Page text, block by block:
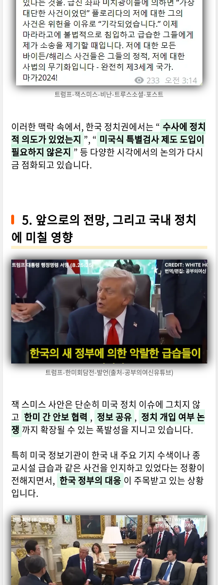
트럼프-잭스미스-비난-트루스소셜-포스트
이러한 맥락 속에서, 한국 정치권에서는 “ 수사에 정치
적 의도가 있었는지 ”, “ 미국식 특별검사 제도 도입이
필요하지 않은지 ” 등 다양한 시각에서의 논의가 다시
금 점화되고 있습니다.
5. 앞으로의 전망, 그리고 국내 정치
에 미칠 영향
트럼프-한미회담전-발언(출처-공부의여신유튜브)
잭 스미스 사안은 단순히 미국 정치 이슈에 그치지 않
고 한미 간 안보 협력 , 정보 공유 , 정치 개입 여부 논
쟁 까지 확장될 수 있는 폭발성을 지니고 있습니다.
특히 미국 정보기관이 한국 내 주요 기지 수색이나 종
교시설 급습과 같은 사건을 인지하고 있었다는 정황이
전해지면서, 한국 정부의 대응 이 주목받고 있는 상황
입니다.